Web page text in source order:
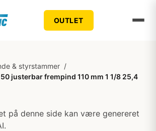
OUTLET
& styrstammer /
justerbar frempind 110 mm 1 1/8 25,4
på denne side kan være genereret